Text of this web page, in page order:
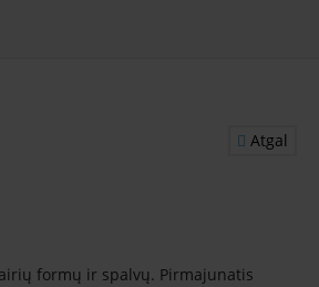
Atgal
formų ir spalvų. Pirmajunatis